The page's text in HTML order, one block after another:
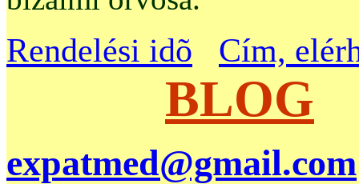
Rendelési idõ Cím,
BLOG
expatmed@gmail.com